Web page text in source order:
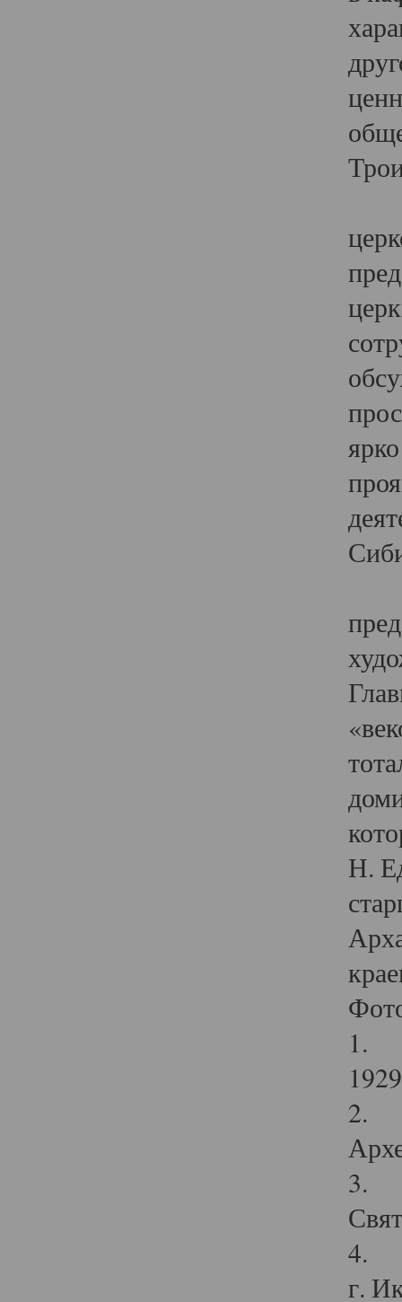
Н.
1.
2.
3.
4.
г.